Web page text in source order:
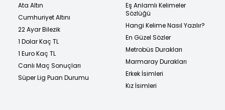
Ata Altın
Cumhuriyet Altını
22 Ayar Bilezik
1 Dolar Kaç TL
1 Euro Kaç TL
Canlı Maç Sonuçları
Süper Lig Puan Durumu
Eş Anlamlı Kelimeler
Sözlüğü
Hangi Kelime Nasıl Yazılır?
En Güzel Sözler
Metrobüs Durakları
Marmaray Durakları
Erkek İsimleri
Kız İsimleri